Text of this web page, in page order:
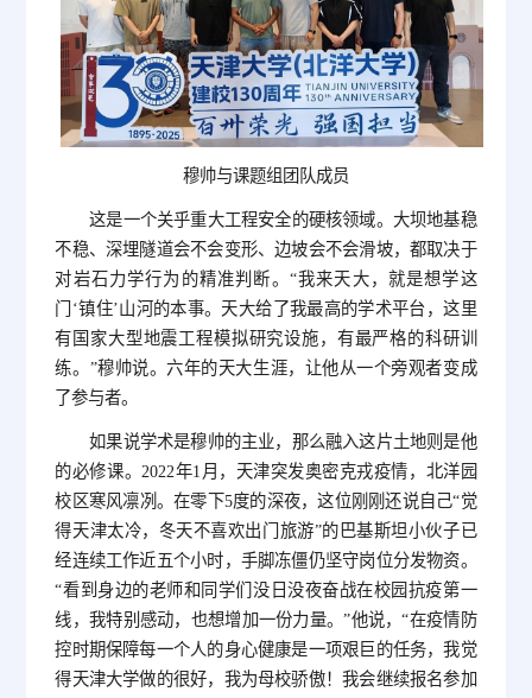
穆帅与课题组团队成员
这是一个关乎重大工程安全的硬核领域。大坝地基稳
不稳、深埋隧道会不会变形、边坡会不会滑坡，都取决于
对岩石力学行为的精准判断。“我来天大，就是想学这
门‘镇住’山河的本事。天大给了我最高的学术平台，这里
有国家大型地震工程模拟研究设施，有最严格的科研训
练。”穆帅说。六年的天大生涯，让他从一个旁观者变成
了参与者。
如果说学术是穆帅的主业，那么融入这片土地则是他
的必修课。2022年1月，天津突发奥密克戎疫情，北洋园
校区寒风凛冽。在零下5度的深夜，这位刚刚还说自己“觉
得天津太冷，冬天不喜欢出门旅游”的巴基斯坦小伙子已
经连续工作近五个小时，手脚冻僵仍坚守岗位分发物资。
“看到身边的老师和同学们没日没夜奋战在校园抗疫第一
线，我特别感动，也想增加一份力量。”他说，“在疫情防
控时期保障每一个人的身心健康是一项艰巨的任务，我觉
得天津大学做的很好，我为母校骄傲！我会继续报名参加